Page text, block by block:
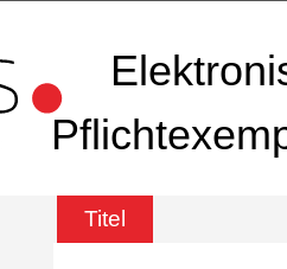
Titel